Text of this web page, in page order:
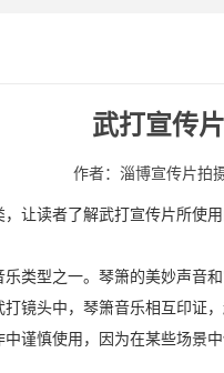
武打宣传
作者：淄博宣传片拍
让读者了解武打宣传片所使
类型之一。琴箫的美妙声音
镜头中，琴箫音乐相互印证
谨慎使用，因为在某些场景